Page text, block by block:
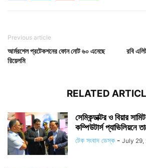
Previous article
আর্মরশেল প্রটেকশনের ফোন নোট ৬০ এনেছে
রিয়েলমি
রবি
RELATED
সেমিকন্ডাক্টর ও বিয়ার
কম্পিউটার্স প্যাভিলিয়নে
টেক সংবাদ ডেস্ক - July 29,